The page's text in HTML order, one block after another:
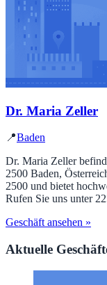
Dr. Maria Zeller
📍Baden
Dr. Maria Zeller
2500 Baden,
2500 und bietet
Rufen Sie uns unter
Geschäft ansehen »
Aktuelle